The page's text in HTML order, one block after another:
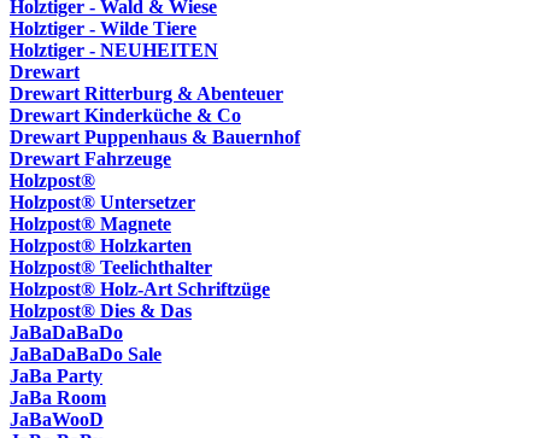
Holztiger - Wald & Wiese
Holztiger - Wilde Tiere
Holztiger - NEUHEITEN
Drewart
Drewart Ritterburg & Abenteuer
Drewart Kinderküche & Co
Drewart Puppenhaus & Bauernhof
Drewart Fahrzeuge
Holzpost®
Holzpost® Untersetzer
Holzpost® Magnete
Holzpost® Holzkarten
Holzpost® Teelichthalter
Holzpost® Holz-Art Schriftzüge
Holzpost® Dies & Das
JaBaDaBaDo
JaBaDaBaDo Sale
JaBa Party
JaBa Room
JaBaWooD